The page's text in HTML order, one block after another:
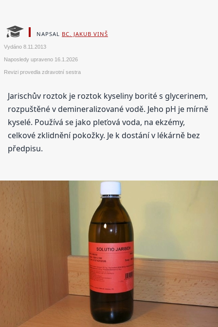
NAPSAL BC. JAKUB VINŠ
Vydáno 8.11.2013
Naposledy upraveno 16.1.2026
Revizi provedla zdravotní sestra
Jarischův roztok je roztok kyseliny borité s glycerinem,
rozpuštěné v demineralizované vodě. Jeho pH je mírně
kyselé. Používá se jako pleťová voda, na ekzémy,
celkové zklidnění pokožky. Je k dostání v lékárně bez
předpisu.